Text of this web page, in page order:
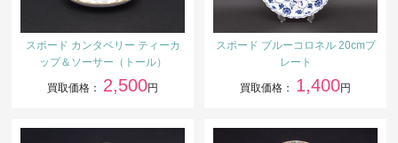
スポード カンタベリー ティーカ
ップ＆ソーサー（トール）
買取価格： 2,500円
スポード ブルーコロネル 20cmプ
レート
買取価格： 1,400円